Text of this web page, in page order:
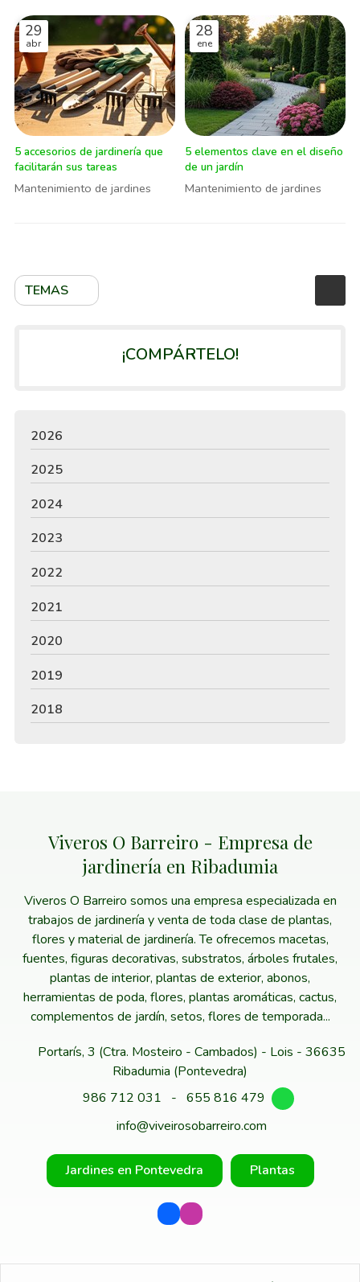
TEMAS
29
abr
5 accesorios de jardinería que
facilitarán sus tareas
Mantenimiento de jardines
28
ene
5 elementos clave en el diseño
de un jardín
Mantenimiento de jardines
¡COMPÁRTELO!
2026
2025
2024
2023
2022
2021
2020
2019
2018
Viveros O Barreiro - Empresa de
jardinería en Ribadumia
Viveros O Barreiro somos una empresa especializada en
trabajos de jardinería y venta de toda clase de plantas,
flores y material de jardinería. Te ofrecemos macetas,
fuentes, figuras decorativas, substratos, árboles frutales,
plantas de interior, plantas de exterior, abonos,
herramientas de poda, flores, plantas aromáticas, cactus,
complementos de jardín, setos, flores de temporada...
Portarís, 3 (Ctra. Mosteiro - Cambados) - Lois - 36635
Ribadumia (Pontevedra)
986 712 031
- 655 816 479
info@viveirosobarreiro.com
Jardines en Pontevedra Plantas